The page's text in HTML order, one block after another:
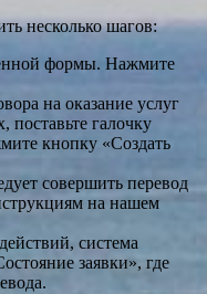
несколько шагов:
формы. Нажмите
на оказание услуг
поставьте галочку
кнопку «Создать
совершить перевод
на нашем
система
заявки», где